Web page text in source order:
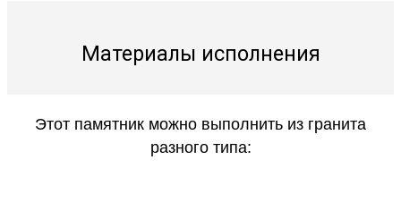
Материалы исполнения
Этот памятник можно выполнить из гранита
разного типа: